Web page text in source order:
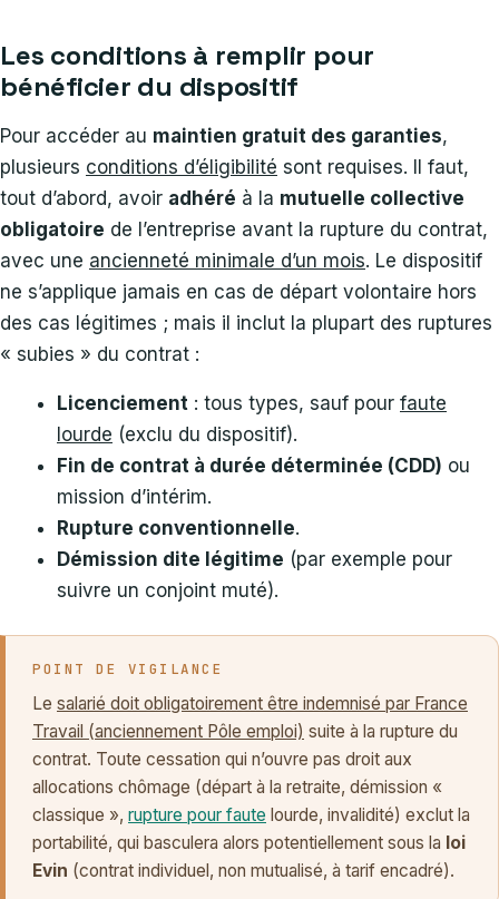
Les conditions à remplir pour
bénéficier du dispositif
Pour accéder au maintien gratuit des garanties,
plusieurs conditions d’éligibilité sont requises. Il faut,
tout d’abord, avoir adhéré à la mutuelle collective
obligatoire de l’entreprise avant la rupture du contrat,
avec une ancienneté minimale d’un mois. Le dispositif
ne s’applique jamais en cas de départ volontaire hors
des cas légitimes ; mais il inclut la plupart des ruptures
« subies » du contrat :
Licenciement : tous types, sauf pour faute
lourde (exclu du dispositif).
Fin de contrat à durée déterminée (CDD) ou
mission d’intérim.
Rupture conventionnelle.
Démission dite légitime (par exemple pour
suivre un conjoint muté).
POINT DE VIGILANCE
Le salarié doit obligatoirement être indemnisé par France
Travail (anciennement Pôle emploi) suite à la rupture du
contrat. Toute cessation qui n’ouvre pas droit aux
allocations chômage (départ à la retraite, démission «
classique », rupture pour faute lourde, invalidité) exclut la
portabilité, qui basculera alors potentiellement sous la loi
Evin (contrat individuel, non mutualisé, à tarif encadré).